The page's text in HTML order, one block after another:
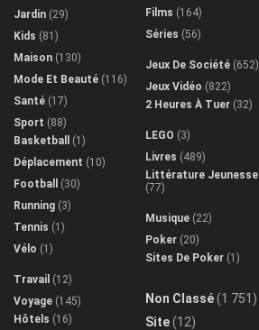
Jardin (29)
Kids (81)
Maison (130)
Mode Et Beauté (116)
Santé (17)
Sport (88)
Basketball
(1)
Déplacement (10)
Football
(30)
Running (3)
Tennis (1)
Vélo (1)
Travail (12)
Voyage (145)
Hôtels (16)
Films (164)
Séries (56)
Jeux De Société (652)
Jeux Vidéo (822)
2 Heures À Tuer (32)
LEGO (3)
Livres (489)
Littérature Jeunesse
(77)
Musique (22)
Poker (20)
Sites De Poker (1)
Non Classé(1 751)
Site(12)